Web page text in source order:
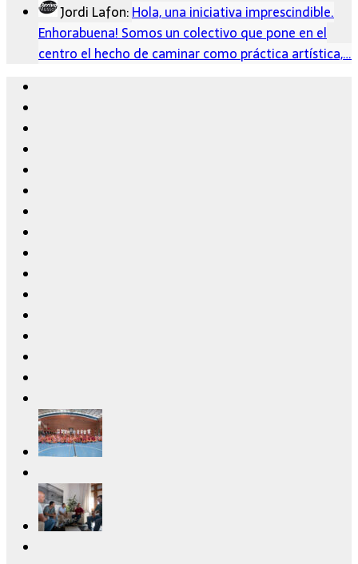
Jordi Lafon:Hola, una iniciativa imprescindible.
Enhorabuena! Somos un colectivo que pone en el
centro el hecho de caminar como práctica artística,…